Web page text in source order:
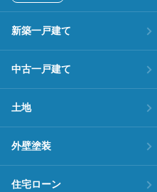
新築一戸建て
中古一戸建て
土地
外壁塗装
住宅ローン